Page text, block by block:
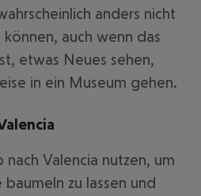
anders nicht
auch wenn das
etwas Neues sehen,
in ein Museum gehen.
Valencia nutzen, um
zu lassen und